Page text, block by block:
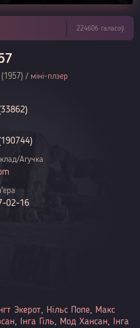
/ міні-плэер
224606 галасоў
Агучка
02-16
Экерот, Нільс Попе, Макс
, Інга Гіль, Мод Хансан, Інга